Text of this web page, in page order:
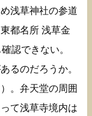
浅草神社の参道
都名所 浅草金
認できない。
るのだろうか。
。弁天堂の周囲
て浅草寺境内は